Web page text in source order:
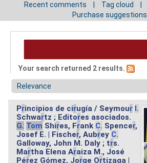
Recent comments
Tag cloud
Purchase suggestions
Your search returned 2 results.
Principios de cirugía / Seymour I.
Schwartz ; Editores asociados.
G. Tom Shires, Frank C. Spencer,
Josef E. | Fischer, Aubrey C.
Galloway, John M. Daly ; trs.
Martha Elena Araiza M., José
Pérez Gómez, Jorge Ortizaga |